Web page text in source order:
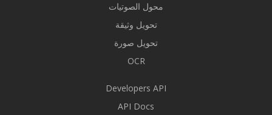
محول الصوتيات
تحويل وثيقة
تحويل صورة
OCR
Developers API
API Docs